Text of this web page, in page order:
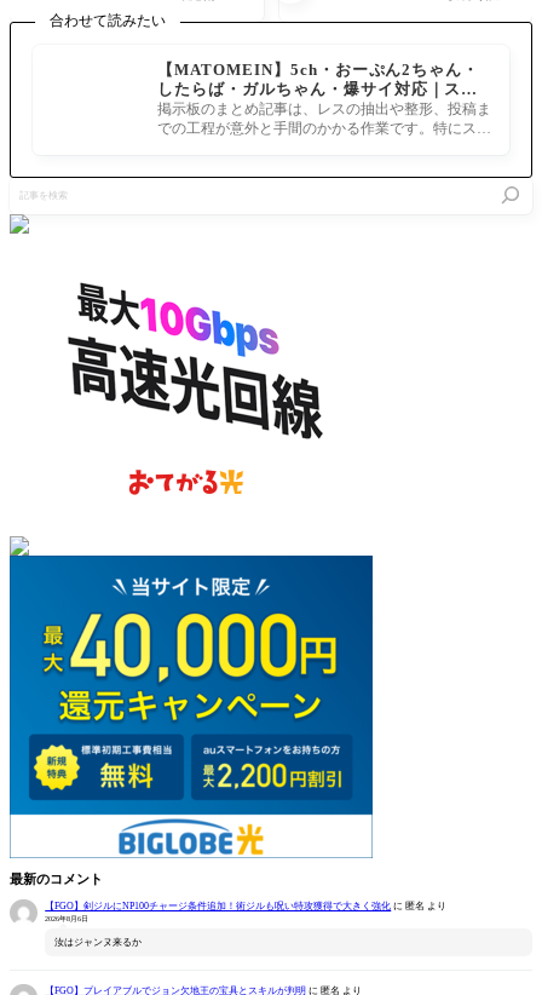
合わせて読みたい
【MATOMEIN】5ch・おーぷん2ちゃん・
したらば・ガルちゃん・爆サイ対応｜スマ
ホでまとめ記事を作れるアプリ FGOのまと
め記事ができるまで
掲示板のまとめ記事は、レスの抽出や整形、投稿ま
での工程が意外と手間のかかる作業です。特にスマ
を
検
最新のコメント
【FGO】剣ジルにNP100チャージ条件追加！術ジルも呪い特攻獲得で大きく強化 に 匿名 より
2026年8月6日
汝はジャンヌ来るか
【FGO】プレイアブルでジョン欠地王の宝具とスキルが判明 に 匿名 より
だが…？
[FGO]そ
してメテ
オを撃っ
んだなキ
リ様 へい
よーかる
でらっく
ーリンは
やはりオ
ーディン
が混ざっ